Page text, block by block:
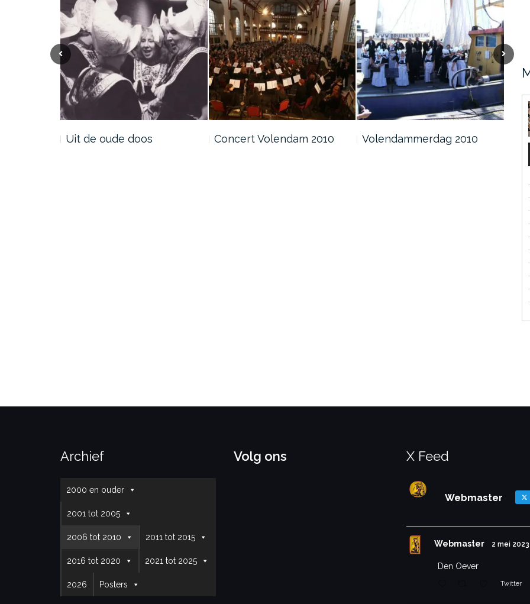
Vorige
Uit de oude doos Concert Volendam 2010 Volendammerdag 2010
Archief
2000 en ouder
2001 tot 2005
2006 tot 2010 2011 tot 2015
2016 tot 2020 2021 tot 2025
2026 Posters
Volg ons X Feed
Webmaster
Webmaster 2 mei 2023
Den Oever
Twitter